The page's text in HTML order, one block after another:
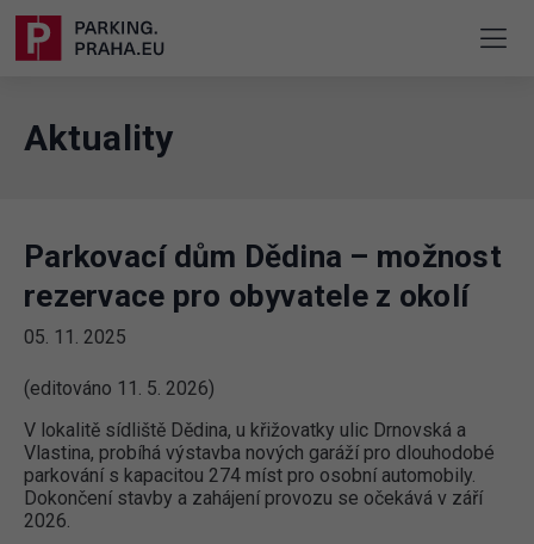
Aktuality
Parkovací dům Dědina – možnost
rezervace pro obyvatele z okolí
05. 11. 2025
(editováno 11. 5. 2026)
V lokalitě sídliště Dědina, u křižovatky ulic Drnovská a
Vlastina, probíhá výstavba nových garáží pro dlouhodobé
parkování s kapacitou 274 míst pro osobní automobily.
Dokončení stavby a zahájení provozu se očekává v září
2026.